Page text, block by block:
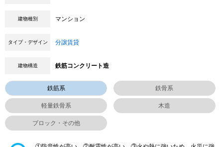
建物種別 マンション
タイプ・デザイン 分譲賃貸
建物構造 鉄筋コンクリート造
鉄筋系 鉄骨系
軽量鉄骨系 木造
ブロック・その他